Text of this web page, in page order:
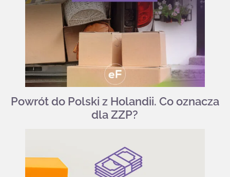
Powrót do Polski z Holandii. Co oznacza
dla ZZP?